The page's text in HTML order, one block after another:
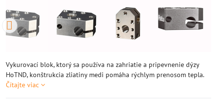
Vykurovací blok, ktorý sa používa na zahriatie a pripevnenie dýzy
HoTND, konštrukcia zliatiny medi pomáha rýchlym prenosom tepla.
Čítajte viac